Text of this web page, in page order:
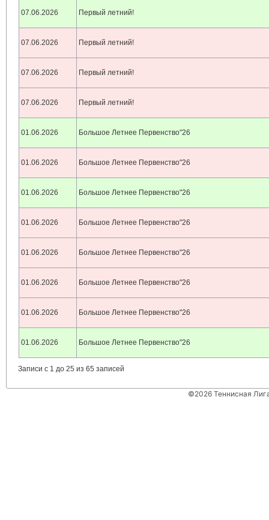
07.06.2026 Первый летний!
07.06.2026 Первый летний!
07.06.2026 Первый летний!
07.06.2026 Первый летний!
01.06.2026 Большое Летнее Первенство"26
01.06.2026 Большое Летнее Первенство"26
01.06.2026 Большое Летнее Первенство"26
01.06.2026 Большое Летнее Первенство"26
01.06.2026 Большое Летнее Первенство"26
01.06.2026 Большое Летнее Первенство"26
01.06.2026 Большое Летнее Первенство"26
01.06.2026 Большое Летнее Первенство"26
Записи с 1 до 25 из 65 записей
©2026 Теннисная